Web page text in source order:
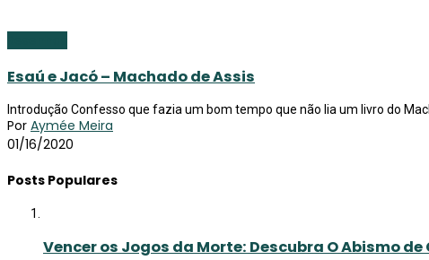
Esaú e Jacó – Machado de Assis
Introdução Confesso que fazia um bom tempo que não lia um livro do
Por Aymée Meira
01/16/2020
Posts Populares
Vencer os Jogos da Morte: Descubra O Abismo